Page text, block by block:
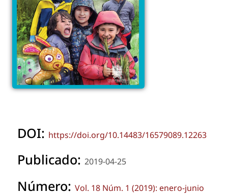
DOI: https://doi.org/10.14483/16579089.12263
Publicado: 2019-04-25
Número: Vol. 18 Núm. 1 (2019): enero-junio